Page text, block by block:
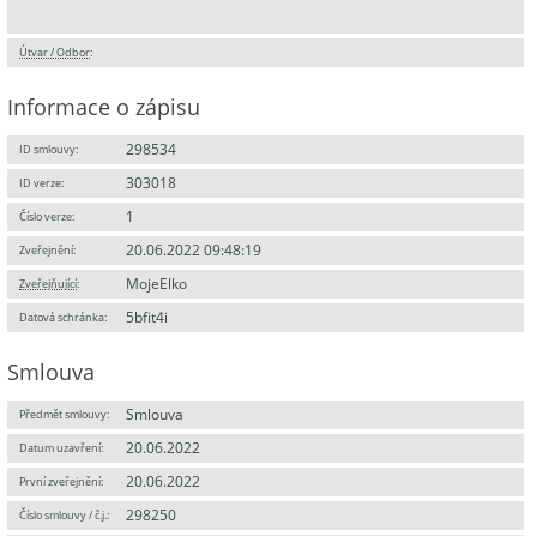
Útvar / Odbor:
Informace o zápisu
ID smlouvy: 298534
ID verze: 303018
Číslo verze: 1
Zveřejnění: 20.06.2022 09:48:19
Zveřejňující: MojeElko
Datová schránka: 5bfit4i
Smlouva
Předmět smlouvy: Smlouva
Datum uzavření: 20.06.2022
První zveřejnění: 20.06.2022
Číslo smlouvy / č.j.: 298250